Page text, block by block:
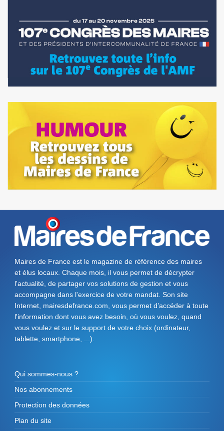
Maires de France est le magazine de référence des maires
et élus locaux. Chaque mois, il vous permet de décrypter
l'actualité, de partager vos solutions de gestion et vous
accompagne dans l'exercice de votre mandat. Son site
Internet, mairesdefrance.com, vous permet d’accéder à toute
l'information dont vous avez besoin, où vous voulez, quand
vous voulez et sur le support de votre choix (ordinateur,
tablette, smartphone, ...).
Qui sommes-nous ?
Nos abonnements
Protection des données
Plan du site